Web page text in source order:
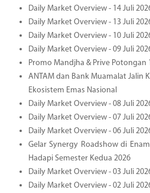
Daily Market Overview - 14 Juli
Daily Market Overview - 13 Juli
Daily Market Overview - 10 Juli
Daily Market Overview - 09 Juli
Promo Mandjha & Prive Potongan
ANTAM dan Bank Muamalat Jalin
Ekosistem Emas Nasional
Daily Market Overview - 08 Juli
Daily Market Overview - 07 Juli
Daily Market Overview - 06 Juli
Gelar Synergy Roadshow di
Hadapi Semester Kedua 2026
Daily Market Overview - 03 Juli
Daily Market Overview - 02 Juli